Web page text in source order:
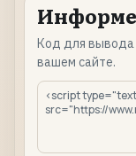
Код для вывода
вашем сайте.